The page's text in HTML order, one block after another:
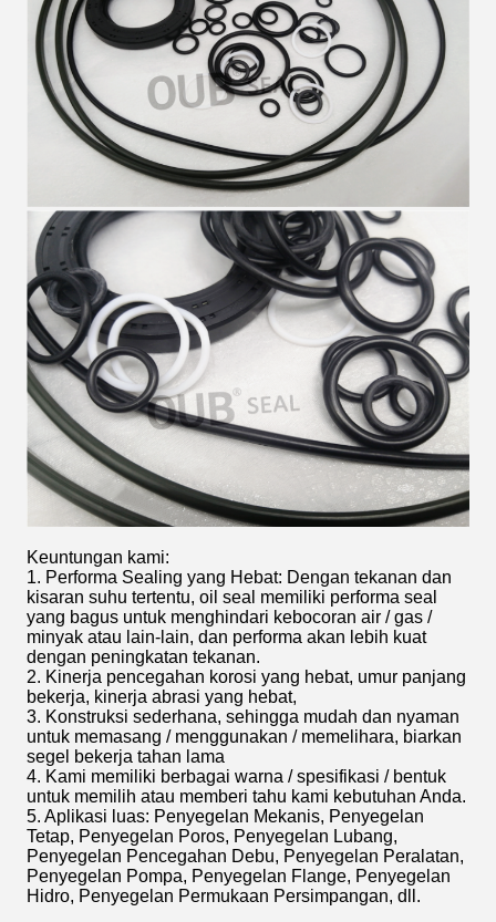
Keuntungan kami:
1. Performa Sealing yang Hebat: Dengan tekanan dan
kisaran suhu tertentu, oil seal memiliki performa seal
yang bagus untuk menghindari kebocoran air / gas /
minyak atau lain-lain, dan performa akan lebih kuat
dengan peningkatan tekanan.
2. Kinerja pencegahan korosi yang hebat, umur panjang
bekerja, kinerja abrasi yang hebat,
3. Konstruksi sederhana, sehingga mudah dan nyaman
untuk memasang / menggunakan / memelihara, biarkan
segel bekerja tahan lama
4. Kami memiliki berbagai warna / spesifikasi / bentuk
untuk memilih atau memberi tahu kami kebutuhan Anda.
5. Aplikasi luas: Penyegelan Mekanis, Penyegelan
Tetap, Penyegelan Poros, Penyegelan Lubang,
Penyegelan Pencegahan Debu, Penyegelan Peralatan,
Penyegelan Pompa, Penyegelan Flange, Penyegelan
Hidro, Penyegelan Permukaan Persimpangan, dll.